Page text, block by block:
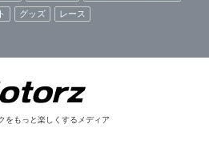
グッズ レース
をもっと楽しくするメディア